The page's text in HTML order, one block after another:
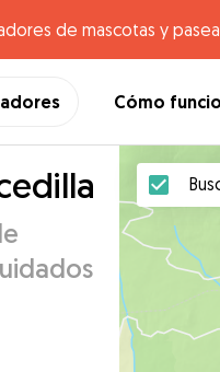
de mascotas y
Cómo